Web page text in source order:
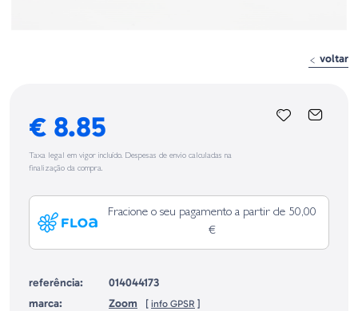
voltar
€ 8.85
Taxa legal em vigor incluído. Despesas de envio calculadas na
finalização da compra.
Fracione o seu pagamento a partir de 50,00
€
referência:
014044173
marca:
Zoom [ info GPSR ]